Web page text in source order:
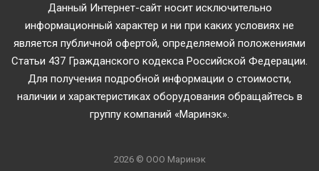
Данный Интернет-сайт носит исключительно
информационный характер и ни при каких условиях не
является публичной офертой, определяемой положениями
Статьи 437 Гражданского кодекса Российской Федерации.
Для получения подробной информации о стоимости,
наличии и характеристиках оборудования обращайтесь в
группу компаний «Маринэк».
2026 © ООО Маринэк